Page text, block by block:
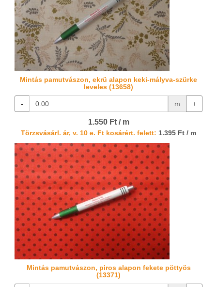
Mintás pamutvászon, ekrü alapon keki-mályva-szürke
leveles (13658)
- m +
1.550 Ft / m
Törzsvásárl. ár, v. 10 e. Ft kosárért. felett: 1.395 Ft / m
Mintás pamutvászon, piros alapon fekete pöttyös
(13371)